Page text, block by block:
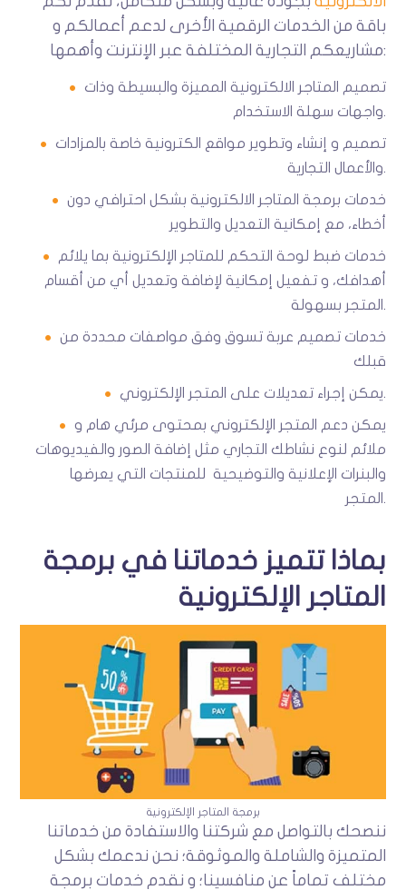
باقة من الخدمات الرقمية الأخرى لدعم أعمالكم و
مشاريعكم التجارية المختلفة عبر الإنترنت وأهمها:
تصميم المتاجر الالكترونية المميزة والبسيطة وذات
واجهات سهلة الاستخدام.
تصميم و إنشاء وتطوير مواقع الكترونية خاصة بالمزادات
والأعمال التجارية.
خدمات برمجة المتاجر الالكترونية بشكل احترافي دون
أخطاء، مع إمكانية التعديل والتطوير
خدمات ضبط لوحة التحكم للمتاجر الإلكترونية بما يلائم
أهدافك، و تفعيل إمكانية لإضافة وتعديل أي من أقسام
المتجر بسهولة.
خدمات تصميم عربة تسوق وفق مواصفات محددة من
قبلك
يمكن إجراء تعديلات على المتجر الإلكتروني.
يمكن دعم المتجر الإلكتروني بمحتوى مرئي هام و
ملائم لنوع نشاطك التجاري مثل إضافة الصور والفيديوهات
والبنرات الإعلانية والتوضيحية للمنتجات التي يعرضها
المتجر.
بماذا تتميز خدماتنا في برمجة
المتاجر الإلكترونية
برمجة المتاجر الإلكترونية
ننصحك بالتواصل مع شركتنا والاستفادة من خدماتنا
المتميزة والشاملة والموثوقة؛ نحن ندعمك بشكل
مختلف تماماً عن منافسينا؛ و نقدم خدمات برمجة